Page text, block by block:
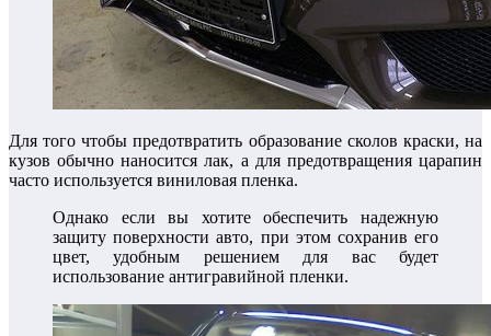
Для того чтобы предотвратить образование сколов краски, на
кузов обычно наносится лак, а для предотвращения царапин
часто используется виниловая пленка.
Однако если вы хотите обеспечить надежную
защиту поверхности авто, при этом сохранив его
цвет, удобным решением для вас будет
использование антигравийной пленки.